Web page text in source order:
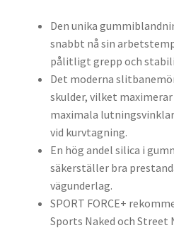
Den unika
snabbt nå sin
pålitligt grepp och
Det moderna
skulder, vilket
maximala
vid kurvtagning.
En hög andel silica i
säkerställer bra
vägunderlag.
SPORT FORCE+
Sports Naked och Street